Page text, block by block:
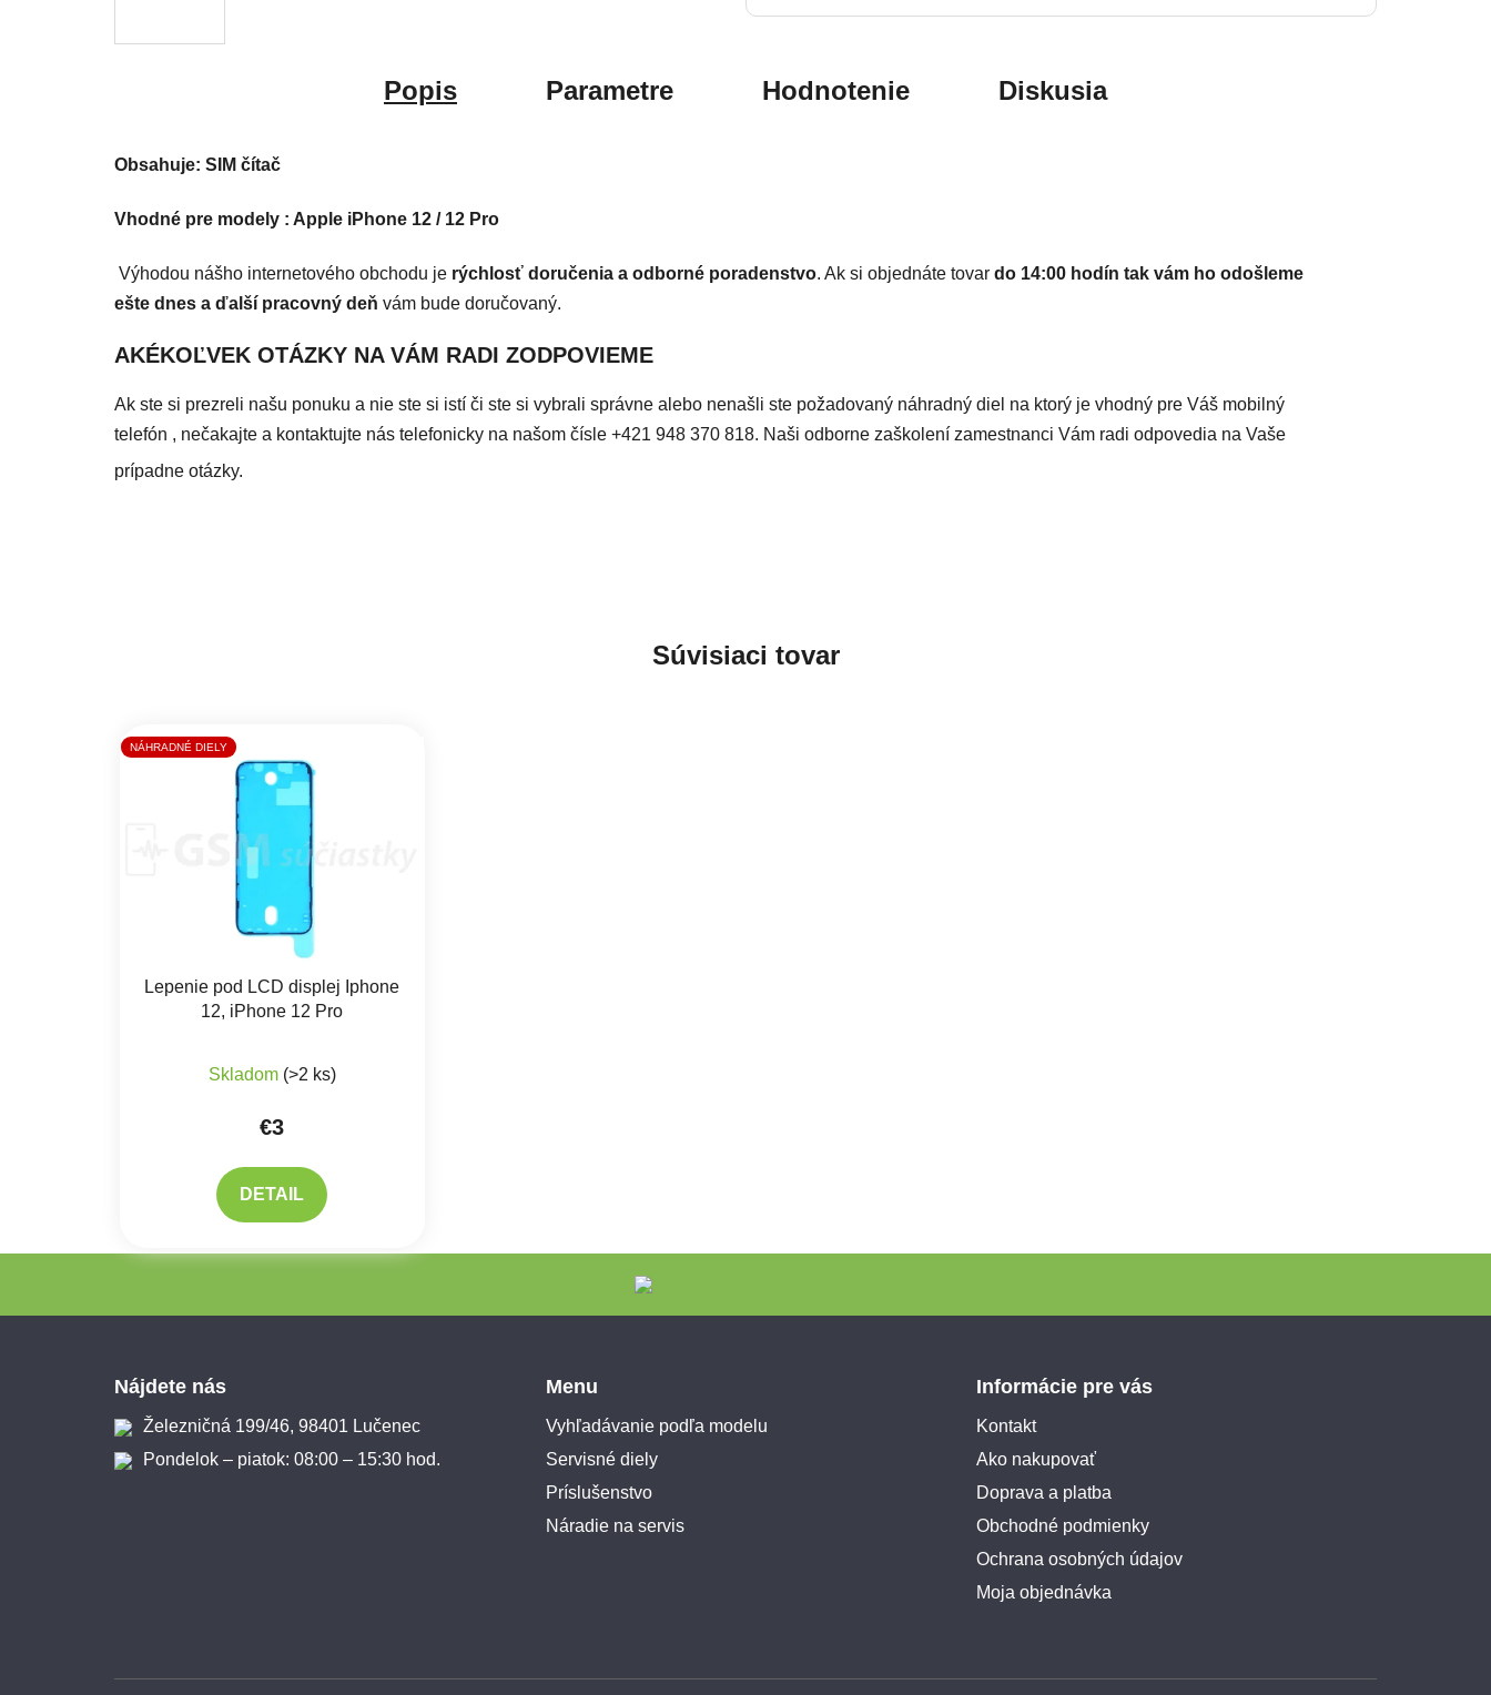
Popis Parametre Hodnotenie Diskusia
Obsahuje: SIM čítač
Vhodné pre modely : Apple iPhone 12 / 12 Pro
Výhodou nášho internetového obchodu je rýchlosť doručenia a odborné poradenstvo. Ak si objednáte tovar do 14:00 hodín tak vám ho odošleme
ešte dnes a ďalší pracovný deň vám bude doručovaný.
AKÉKOĽVEK OTÁZKY NA VÁM RADI ZODPOVIEME
Ak ste si prezreli našu ponuku a nie ste si istí či ste si vybrali správne alebo nenašli ste požadovaný náhradný diel na ktorý je vhodný pre Váš mobilný
telefón , nečakajte a kontaktujte nás telefonicky na našom čísle +421 948 370 818. Naši odborne zaškolení zamestnanci Vám radi odpovedia na Vaše
prípadne otázky.
Súvisiaci tovar
NÁHRADNÉ DIELY
Lepenie pod LCD displej Iphone
12, iPhone 12 Pro
Skladom (>2 ks)
€3
DETAIL
Nájdete nás
Železničná 199/46, 98401 Lučenec
Pondelok – piatok: 08:00 – 15:30 hod.
Menu
Vyhľadávanie podľa modelu
Servisné diely
Príslušenstvo
Náradie na servis
Informácie pre vás
Kontakt
Ako nakupovať
Doprava a platba
Obchodné podmienky
Ochrana osobných údajov
Moja objednávka